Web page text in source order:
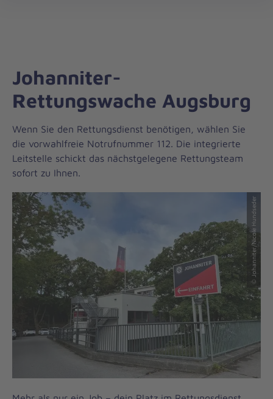
Johanniter-
Rettungswache Augsburg
Wenn Sie den Rettungsdienst benötigen, wählen Sie
die vorwahlfreie Notrufnummer 112. Die integrierte
Leitstelle schickt das nächstgelegene Rettungsteam
sofort zu Ihnen.
© Johanniter/Nicole Hundseder